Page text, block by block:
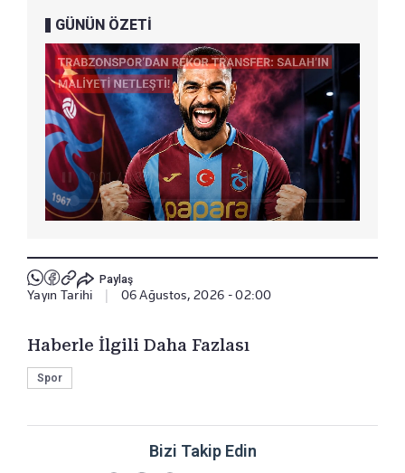
GÜNÜN ÖZETİ
Paylaş
Yayın Tarihi 06 Ağustos, 2026 - 02:00
Haberle İlgili Daha Fazlası
Spor
Bizi Takip Edin